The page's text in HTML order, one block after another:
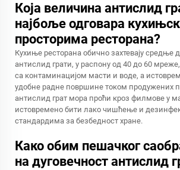
Која величина антислид
најбоље одговара
просторима ресторана?
Кухиње ресторана обично захтевају средње
антислид грати, у распону од 40 до 60
са контаминацијом масти и воде, а
удобне радне површине током продужених
антислид грат мора проћи кроз филмове у
истовремено бити лако чишћење и
стандардима за безбедност хране.
Како обим пешачког
на дуговечност антислид